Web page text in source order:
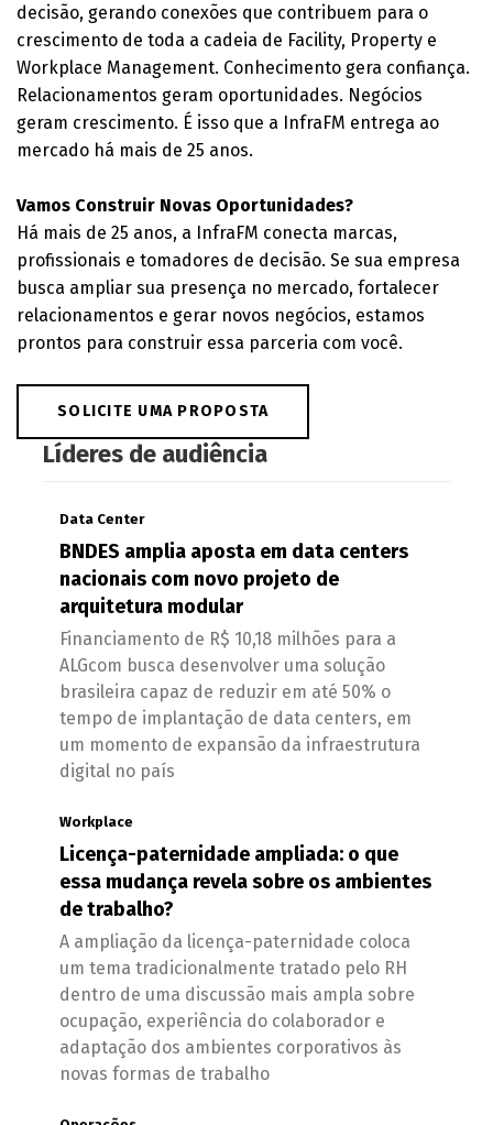
decisão, gerando conexões que contribuem para o
crescimento de toda a cadeia de Facility, Property e
Workplace Management. Conhecimento gera confiança.
Relacionamentos geram oportunidades. Negócios
geram crescimento. É isso que a InfraFM entrega ao
mercado há mais de 25 anos.
Vamos Construir Novas Oportunidades?
Há mais de 25 anos, a InfraFM conecta marcas,
profissionais e tomadores de decisão. Se sua empresa
busca ampliar sua presença no mercado, fortalecer
relacionamentos e gerar novos negócios, estamos
prontos para construir essa parceria com você.
SOLICITE UMA PROPOSTA
Líderes de audiência
Data Center
BNDES amplia aposta em data centers
nacionais com novo projeto de
arquitetura modular
Financiamento de R$ 10,18 milhões para a
ALGcom busca desenvolver uma solução
brasileira capaz de reduzir em até 50% o
tempo de implantação de data centers, em
um momento de expansão da infraestrutura
digital no país
Workplace
Licença-paternidade ampliada: o que
essa mudança revela sobre os ambientes
de trabalho?
A ampliação da licença-paternidade coloca
um tema tradicionalmente tratado pelo RH
dentro de uma discussão mais ampla sobre
ocupação, experiência do colaborador e
adaptação dos ambientes corporativos às
novas formas de trabalho